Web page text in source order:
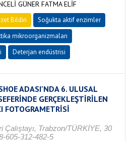
GÜNER FATMA ELİF
Bildiri
Soğukta aktif enzimler
mikroorganizmaları
Deterjan endüstrisi
ADASI'NDA 6. ULUSAL
GERÇEKLEŞTİRİLEN
FOTOGRAMETRİSİ
Çalıştayı, Trabzon/TÜRKİYE, 30
605-312-482-5